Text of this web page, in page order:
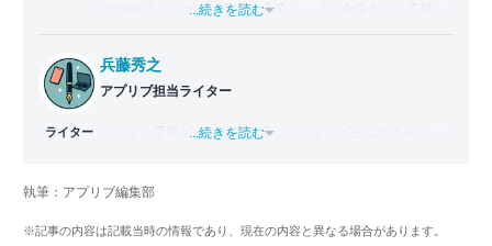
2006年よりスポーツ教室を主宰し、小・中学生から高齢者
近年は、アプリ専門家としてラジオやセミナーにも登壇。
メディアや講演を通じて広く発信している。
...続きを読む
ライター
兵藤秀之
アプリブ担当ライター
バンタン電脳ゲーム学院（現：バンタンゲームアカデミ
タート。2014年からはヴォラーレ株式会社（現：ナイル株
フォンアプリ関連の記事を10年以上制作。Webライティン
...続きを読む
執筆：アプリブ編集部
※記事の内容は記載当時の情報であり、現在の内容と異なる場合があります。